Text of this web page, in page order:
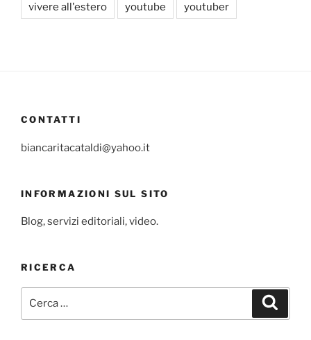
vivere all'estero youtube youtuber
CONTATTI
biancaritacataldi@yahoo.it
INFORMAZIONI SUL SITO
Blog, servizi editoriali, video.
RICERCA